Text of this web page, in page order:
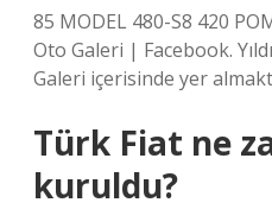
85 MODEL 480-S8 420
Oto Galeri | Facebook.
Galeri içerisinde yer
Türk Fiat ne
kuruldu?